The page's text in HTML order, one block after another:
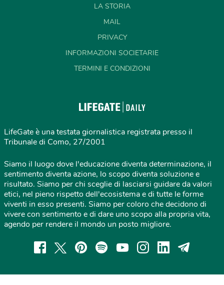
LA STORIA
MAIL
PRIVACY
INFORMAZIONI SOCIETARIE
TERMINI E CONDIZIONI
LifeGate è una testata giornalistica registrata presso il
Tribunale di Como, 27/2001
Siamo il luogo dove l'educazione diventa determinazione, il
sentimento diventa azione, lo scopo diventa soluzione e
risultato. Siamo per chi sceglie di lasciarsi guidare da valori
etici, nel pieno rispetto dell'ecosistema e di tutte le forme
viventi in esso presenti. Siamo per coloro che decidono di
vivere con sentimento e di dare uno scopo alla propria vita,
agendo per rendere il mondo un posto migliore.